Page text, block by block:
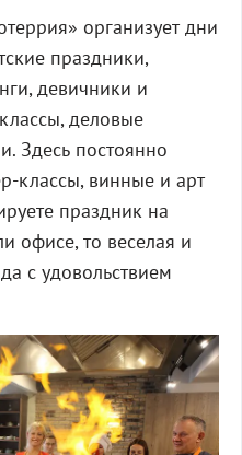
организует дни
праздники,
девичники и
деловые
Здесь постоянно
классы, винные и арт
праздник на
офисе, то веселая и
с удовольствием